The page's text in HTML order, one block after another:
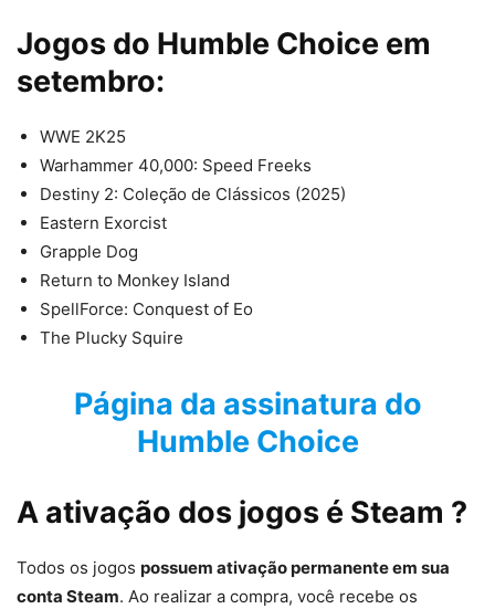
Jogos do Humble Choice em
setembro:
WWE 2K25
Warhammer 40,000: Speed Freeks
Destiny 2: Coleção de Clássicos (2025)
Eastern Exorcist
Grapple Dog
Return to Monkey Island
SpellForce: Conquest of Eo
The Plucky Squire
Página da assinatura do
Humble Choice
A ativação dos jogos é Steam ?
Todos os jogos possuem ativação permanente em sua
conta Steam. Ao realizar a compra, você recebe os